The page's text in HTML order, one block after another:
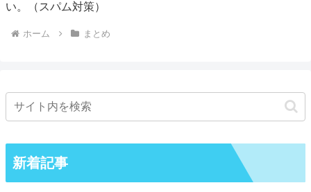
い。（スパム対策）
ホーム まとめ
新着記事